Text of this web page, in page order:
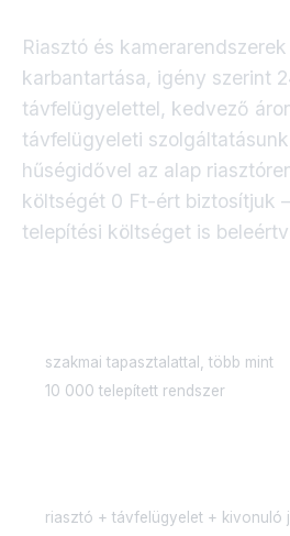
Riasztó és
karbantartása, igény szerint
távfelügyelettel, kedvező
távfelügyeleti
hűségidővel az alap
költségét 0 Ft-ért biztosítjuk
telepítési költséget is
szakmai tapasztalattal, több mint
10 000 telepített rendszer
riasztó + távfelügyelet + kivonuló